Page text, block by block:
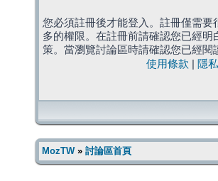
您必須註冊後才能登入。註冊僅需要
多的權限。在註冊前請確認您已經
策。當瀏覽討論區時請確認您已經閱
使用條款
隱
MozTW» 討論區首頁